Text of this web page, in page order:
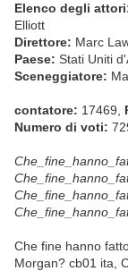
Elenco degli
Elliott
Direttore: Marc
Paese: Stati Uniti
Sceneggiatore:
contatore: 17469,
Numero di voti:
Che fine hanno
Morgan? cb01 ita,